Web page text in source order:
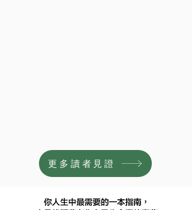
更多讀者見證